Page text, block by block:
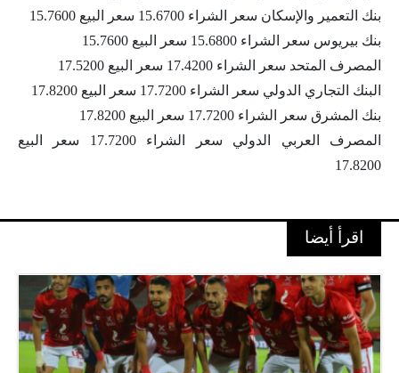
بنك التعمير والإسكان سعر الشراء 15.6700 سعر البيع 15.7600
بنك بيريوس سعر الشراء 15.6800 سعر البيع 15.7600
المصرف المتحد سعر الشراء 17.4200 سعر البيع 17.5200
البنك التجاري الدولي سعر الشراء 17.7200 سعر البيع 17.8200
بنك المشرق سعر الشراء 17.7200 سعر البيع 17.8200
المصرف العربي الدولي سعر الشراء 17.7200 سعر البيع
17.8200
اقرأ أيضا